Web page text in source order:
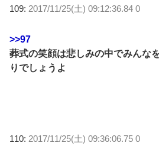
109: 2017/11/25(土) 09:12:36.84 0
>>97
葬式の笑顔は悲しみの中でみんな
りでしょうよ
110: 2017/11/25(土) 09:36:06.75 0